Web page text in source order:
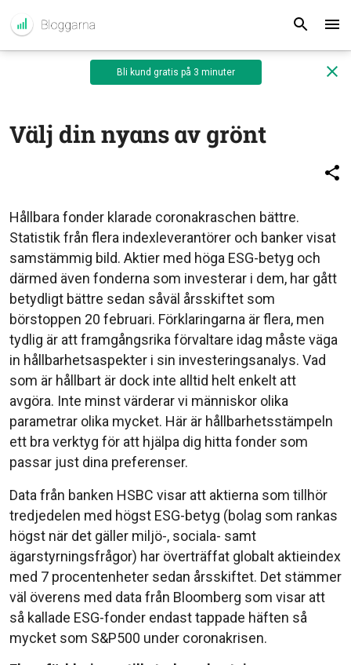
Bli kund gratis på 3 minuter
Välj din nyans av grönt
Hållbara fonder klarade coronakraschen bättre.
Statistik från flera indexleverantörer och banker visat
samstämmig bild. Aktier med höga ESG-betyg och
därmed även fonderna som investerar i dem, har gått
betydligt bättre sedan såväl årsskiftet som
börstoppen 20 februari. Förklaringarna är flera, men
tydlig är att framgångsrika förvaltare idag måste väga
in hållbarhetsaspekter i sin investeringsanalys. Vad
som är hållbart är dock inte alltid helt enkelt att
avgöra. Inte minst värderar vi människor olika
parametrar olika mycket. Här är hållbarhetsstämpeln
ett bra verktyg för att hjälpa dig hitta fonder som
passar just dina preferenser.
Data från banken HSBC visar att aktierna som tillhör
tredjedelen med högst ESG-betyg (bolag som rankas
högst när det gäller miljö-, sociala- samt
ägarstyrningsfrågor) har överträffat globalt aktieindex
med 7 procentenheter sedan årsskiftet. Det stämmer
väl överens med data från Bloomberg som visar att
så kallade ESG-fonder endast tappade häften så
mycket som S&P500 under coronakrisen.